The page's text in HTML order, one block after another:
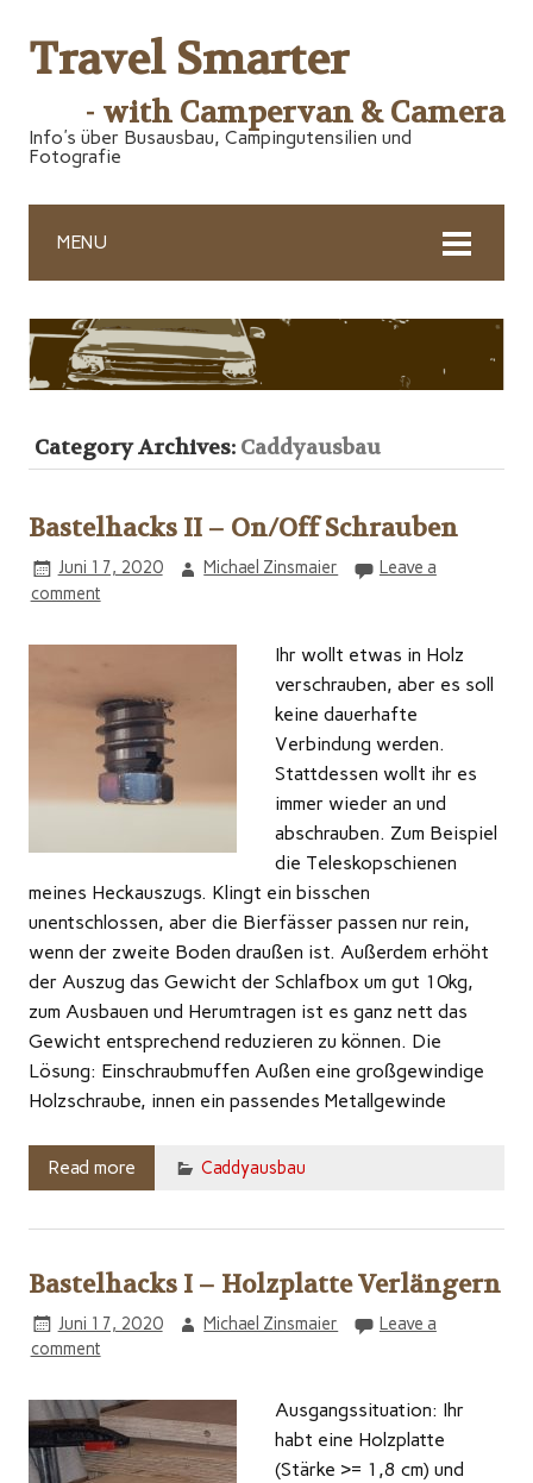
Travel Smarter
- with Campervan & Camera
Info's über Busausbau, Campingutensilien und
Fotografie
MENU
Category Archives: Caddyausbau
Bastelhacks II – On/Off Schrauben
Juni 17, 2020 Michael Zinsmaier
Leave a
comment
Ihr wollt etwas in Holz
verschrauben, aber es soll
keine dauerhafte
Verbindung werden.
Stattdessen wollt ihr es
immer wieder an und
abschrauben. Zum Beispiel
die Teleskopschienen
meines Heckauszugs. Klingt ein bisschen
unentschlossen, aber die Bierfässer passen nur rein,
wenn der zweite Boden draußen ist. Außerdem erhöht
der Auszug das Gewicht der Schlafbox um gut 10kg,
zum Ausbauen und Herumtragen ist es ganz nett das
Gewicht entsprechend reduzieren zu können. Die
Lösung: Einschraubmuffen Außen eine großgewindige
Holzschraube, innen ein passendes Metallgewinde
Read more Caddyausbau
Bastelhacks I – Holzplatte Verlängern
Juni 17, 2020 Michael Zinsmaier
Leave a
comment
Ausgangssituation: Ihr
habt eine Holzplatte
(Stärke >= 1,8 cm) und